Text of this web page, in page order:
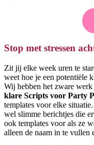
Stop met stressen
Zit jij elke week uren te
weet hoe je een potentiële
Wij hebben het zware
klare Scripts voor Party
templates voor elke
wel slimme berichtjes die
ook templates voor als ze
alleen de naam in te vullen